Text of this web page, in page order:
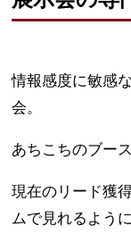
情報感度に敏感
会。
あちこちのブー
現在のリード獲
ムで見れるよう